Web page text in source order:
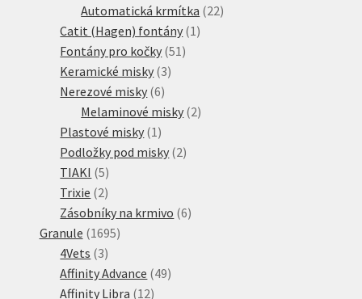
produktů
Automatická krmítka 2222
Catit (Hagen) fontány 1 1
Fontány pro kočky 51 51
Keramické misky 33
Nerezové misky 66
produktů
Melaminové misky 22
Plastové misky 1 1
produkt
Podložky pod misky 22
TIAKI 55
produktů
Trixie 22
produkty
Zásobníky na krmivo 66
Granule 16951695
4Vets 33
produkty
Affinity Advance 4949
Affinity Libra 1212